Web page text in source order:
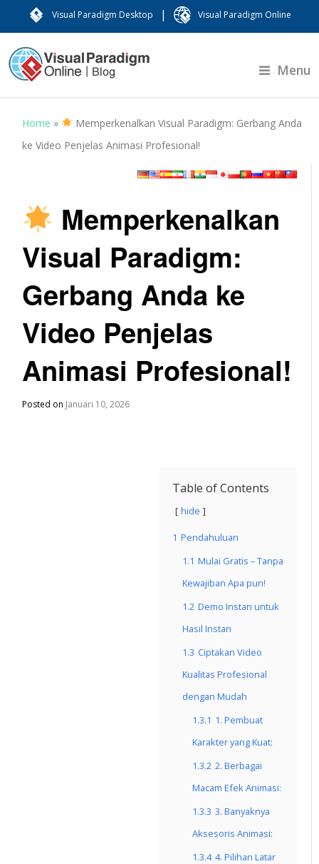
Visual Paradigm Desktop | Visual Paradigm Online
Menu
Home »
Memperkenalkan Visual Paradigm: Gerbang Anda
ke Video Penjelas Animasi Profesional!
Memperkenalkan
Visual Paradigm:
Gerbang Anda ke
Video Penjelas
Animasi Profesional!
Posted on Januari 10, 2026
Table of Contents
hide
1 Pendahuluan
1.1 Mulai Gratis – Tanpa
Kewajiban Apa pun!
1.2 Demo Instan untuk
Hasil Instan
1.3 Ciptakan Video
Kualitas Profesional
dengan Mudah
1.3.1 1. Pembuat
Karakter yang Kuat:
1.3.2 2. Berbagai
Macam Efek Animasi:
1.3.3 3. Banyaknya
Aksesoris Animasi:
1.3.4 4. Pilihan Latar